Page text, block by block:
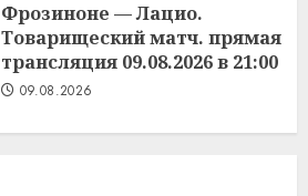
Фрозиноне — Лацио.
Товарищеский матч. прямая
трансляция 09.08.2026 в 21:00
09.08.2026